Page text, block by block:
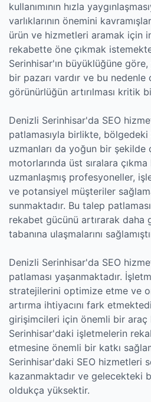
kullanımının hızla
varlıklarının önemini
ürün ve hizmetleri aramak için
rekabette öne çıkmak
Serinhisar'ın büyüklüğüne göre,
bir pazarı vardır ve bu
görünürlüğün artırılması kritik
Denizli Serinhisar'da SEO
patlamasıyla birlikte, bölgedeki
uzmanları da yoğun bir şekilde
motorlarında üst sıralara
uzmanlaşmış profesyoneller,
ve potansiyel müşteriler
sunmaktadır. Bu talep
rekabet gücünü artırarak daha
tabanına ulaşmalarını
Denizli Serinhisar'da SEO
patlaması yaşanmaktadır.
stratejilerini optimize etme ve
artırma ihtiyacını fark
girişimcileri için önemli bir araç
Serinhisar'daki işletmelerin
etmesine önemli bir katkı
Serinhisar'daki SEO hizmetleri
kazanmaktadır ve gelecekteki
oldukça yüksektir.